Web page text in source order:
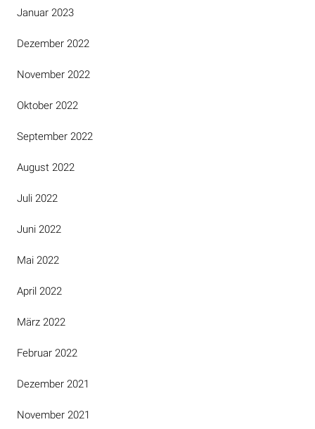
Januar 2023
Dezember 2022
November 2022
Oktober 2022
September 2022
August 2022
Juli 2022
Juni 2022
Mai 2022
April 2022
März 2022
Februar 2022
Dezember 2021
November 2021